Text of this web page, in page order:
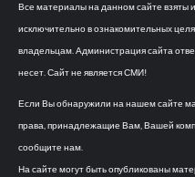
Все материалы на данном сайте взяты
исключительно в ознакомительных
владельцам. Администрация сайта
несет. Сайт не является СМИ!
Если Вы обнаружили на нашем сайте
права, принадлежащие Вам, Вашей
сообщите нам.
На сайте могут быть опубликованы